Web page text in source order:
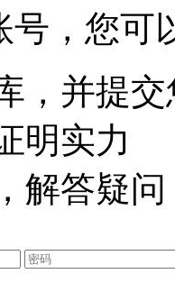
号，您可
，并提
明实力
解答疑